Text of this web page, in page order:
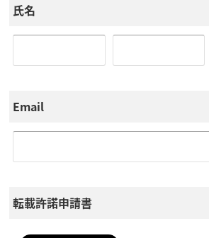
氏名
Email
転載許諾申請書